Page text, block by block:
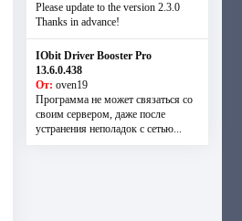
Please update to the version 2.3.0
Thanks in advance!
IObit Driver Booster Pro
13.6.0.438
От: oven19
Программа не может связаться со
своим сервером, даже после
устранения неполадок с сетью...